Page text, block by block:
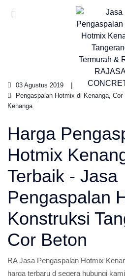
03 Agustus 2019
Pengaspalan Hotmix di Kenanga,
Kenanga
Harga
Hotmix
Terbaik - Jasa
Pengaspalan
Konstruksi
Cor Beton
RA Jasa Pengaspalan Hotmix
harga terbaru d segera hubungi